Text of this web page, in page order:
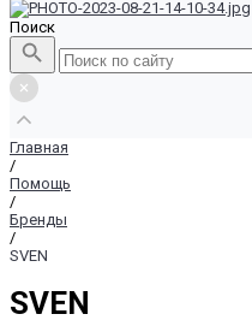
Поиск
Главная
/
Помощь
/
Бренды
/
SVEN
SVEN